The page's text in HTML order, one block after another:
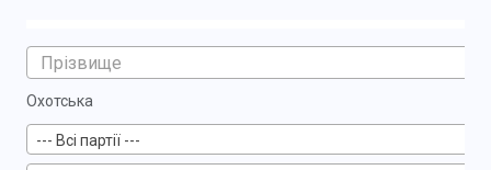
Охотська
--- Всі партії ---